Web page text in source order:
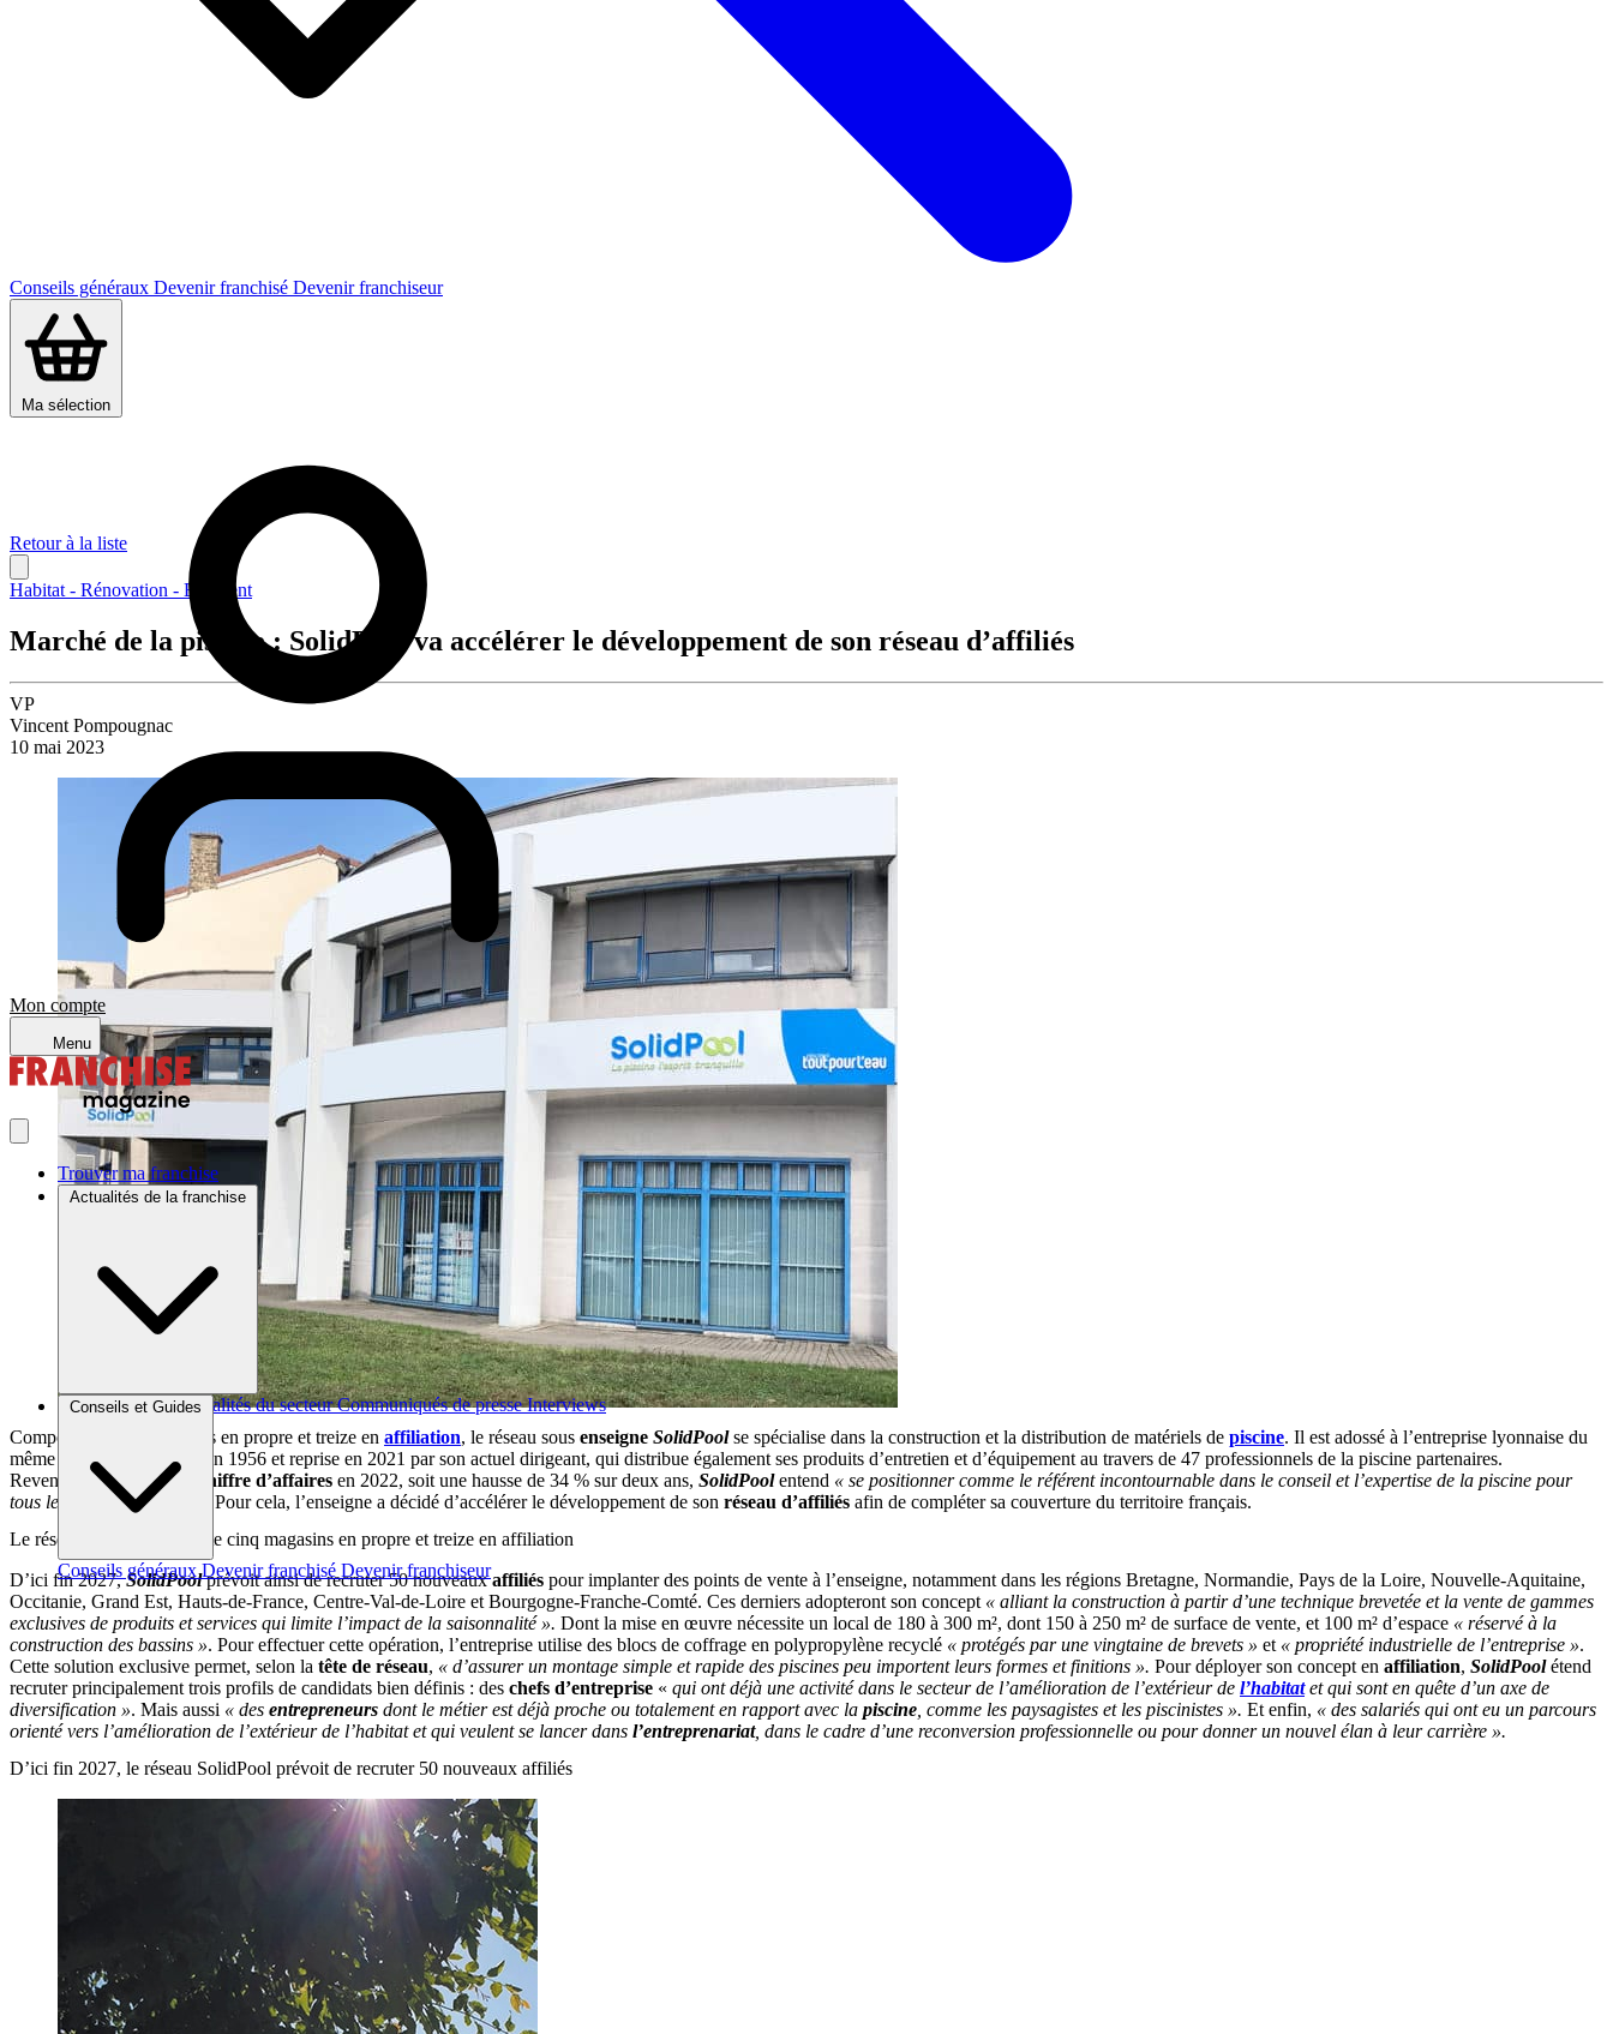
Conseils généraux Devenir franchisé Devenir franchiseur
Ma sélection
Mon compte
Menu
Trouver ma franchise
Actualités de la franchise
Brèves et actus Actualités du secteur Communiqués de presse Interviews
Conseils et Guides
Conseils généraux Devenir franchisé Devenir franchiseur
Retour à la liste
Habitat - Rénovation - Bâtiment
Marché de la piscine : SolidPool va accélérer le développement de son réseau d’affiliés
VP
Vincent Pompougnac
10 mai 2023
Composé de cinq magasins en propre et treize en affiliation, le réseau sous enseigne SolidPoolse spécialise dans la construction et la distribution de matériels de piscine. Il est adossé à l’entreprise lyonnaise du
même nom, créée à Lyon en 1956 et reprise en 2021 par son actuel dirigeant, qui distribue également ses produits d’entretien et d’équipement au travers de 47 professionnels de la piscine partenaires.
Revendiquant 13 M€ de
chiffre d’affaires en 2022, soit une hausse de 34 % sur deux ans, SolidPoolentend « se positionner comme le référent incontournable dans le conseil et l’expertise de la piscine pour
tous les consommateurs ». Pour cela, l’enseigne a décidé d’accélérer le développement de son réseau d’affiliés afin de compléter sa couverture du territoire français.
Le réseau SolidPool compte cinq magasins en propre et treize en affiliation
D’ici fin 2027,SolidPoolprévoit ainsi de recruter 50 nouveauxaffiliés pour implanter des points de vente à l’enseigne, notamment dans les régions Bretagne, Normandie, Pays de la Loire, Nouvelle-Aquitaine,
Occitanie, Grand Est, Hauts-de-France, Centre-Val-de-Loire et Bourgogne-Franche-Comté. Ces derniers adopteront son concept « alliant la construction à partir d’une technique brevetée et la vente de gammes
exclusives de produits et services qui limite l’impact de la saisonnalité ». Dont la mise en œuvre nécessite un local de 180 à 300 m², dont 150 à 250 m² de surface de vente, et 100 m² d’espace « réservé à la
construction des bassins ». Pour effectuer cette opération, l’entreprise utilise des blocs de coffrage en polypropylène recyclé « protégés par une vingtaine de brevets » et « propriété industrielle de l’entreprise ».
Cette solution exclusive permet, selon la tête de réseau, « d’assurer un montage simple et rapide des piscines peu importent leurs formes et finitions ». Pour déployer son concept en affiliation, SolidPoolétend
recruter principalement trois profils de candidats bien définis : des chefs d’entreprise « qui ont déjà une activité dans le secteur de l’amélioration de l’extérieur de l’habitatet qui sont en quête d’un axe de
diversification ». Mais aussi « des entrepreneurs dont le métier est déjà proche ou totalement en rapport avec la piscine , comme les paysagistes et les piscinistes ». Et enfin, « des salariés qui ont eu un parcours
orienté vers l’amélioration de l’extérieur de l’habitat et qui veulent se lancer dans l’entreprenariat, dans le cadre d’une reconversion professionnelle ou pour donner un nouvel élan à leur carrière ».
D’ici fin 2027, le réseau SolidPool prévoit de recruter 50 nouveaux affiliés